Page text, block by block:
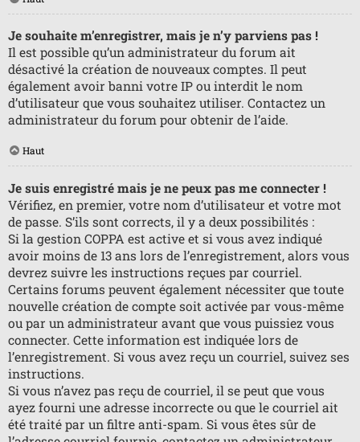
Je souhaite m’enregistrer, mais je n’y parviens pas !
Il est possible qu’un administrateur du forum ait
désactivé la création de nouveaux comptes. Il peut
également avoir banni votre IP ou interdit le nom
d’utilisateur que vous souhaitez utiliser. Contactez un
administrateur du forum pour obtenir de l’aide.
Haut
Je suis enregistré mais je ne peux pas me connecter !
Vérifiez, en premier, votre nom d’utilisateur et votre mot
de passe. S’ils sont corrects, il y a deux possibilités :
Si la gestion COPPA est active et si vous avez indiqué
avoir moins de 13 ans lors de l’enregistrement, alors vous
devrez suivre les instructions reçues par courriel.
Certains forums peuvent également nécessiter que toute
nouvelle création de compte soit activée par vous-même
ou par un administrateur avant que vous puissiez vous
connecter. Cette information est indiquée lors de
l’enregistrement. Si vous avez reçu un courriel, suivez ses
instructions.
Si vous n’avez pas reçu de courriel, il se peut que vous
ayez fourni une adresse incorrecte ou que le courriel ait
été traité par un filtre anti-spam. Si vous êtes sûr de